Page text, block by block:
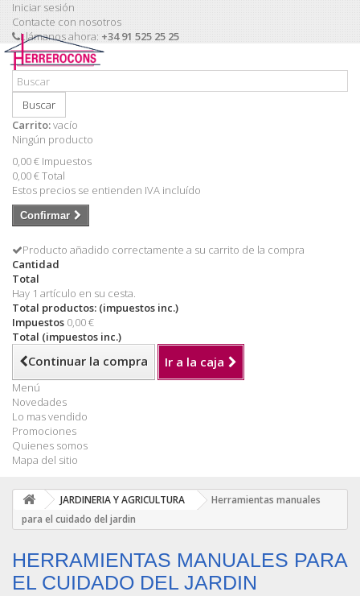
Iniciar sesión
Contacte con nosotros
Llámanos ahora: +34 91 525 25 25
Buscar
Carrito:vacío
Ningún producto
0,00 € Impuestos
0,00 €Total
Estos precios se entienden IVA incluído
Confirmar
Producto añadido correctamente a su carrito de la compra
Cantidad
Total
Hay 1 artículo en su cesta.
Total productos: (impuestos inc.)
Impuestos 0,00 €
Total (impuestos inc.)
Continuar la compra Ir a la caja
Menú
Novedades
Lo mas vendido
Promociones
Quienes somos
Mapa del sitio
JARDINERIA Y AGRICULTURA
Herramientas manuales
para el cuidado del jardin
HERRAMIENTAS MANUALES PARA
EL CUIDADO DEL JARDIN